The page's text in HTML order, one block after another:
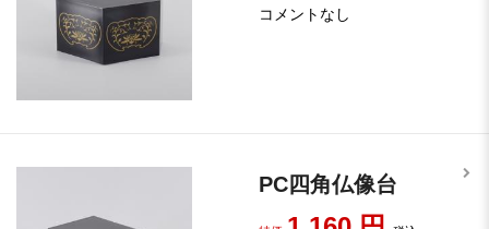
コメントなし
PC四角仏像台